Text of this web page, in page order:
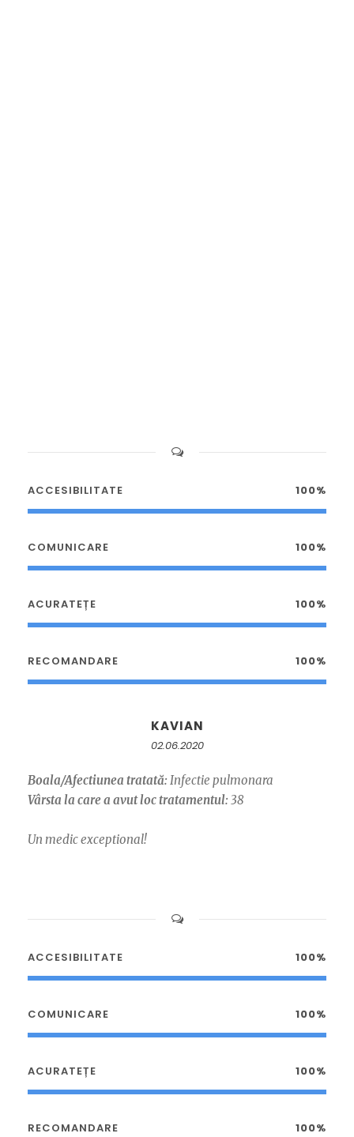
ACCESIBILITATE 100%
COMUNICARE 100%
ACURATEȚE 100%
RECOMANDARE 100%
KAVIAN
02.06.2020
Boala/Afectiunea tratată: Infectie pulmonara
Vârsta la care a avut loc tratamentul: 38
Un medic exceptional!
ACCESIBILITATE 100%
COMUNICARE 100%
ACURATEȚE 100%
RECOMANDARE 100%